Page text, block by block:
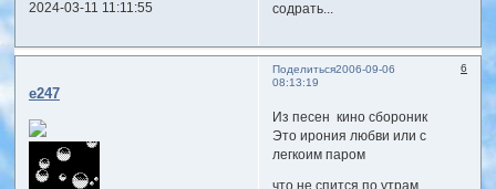
2024-03-11 11:11:55
содрать...
Поделиться 6
2006-09-06
08:13:19
e247
Из песен кино сбороник
Это ирония любви или с
легкоим паром
что не спится по утрам